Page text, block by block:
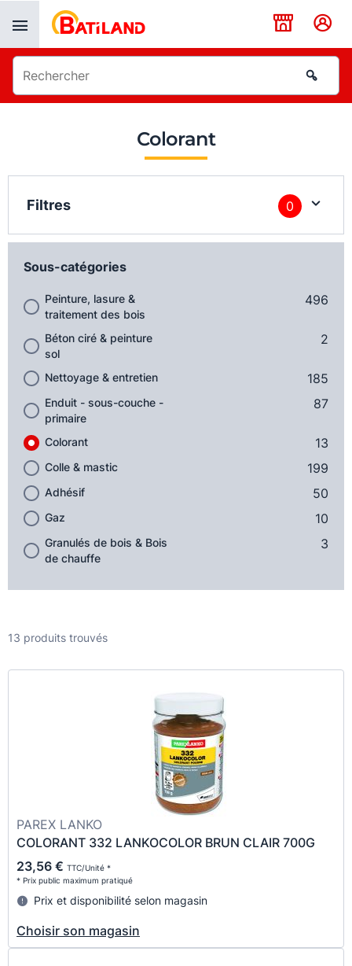
Colorant
Filtres 0
Sous-catégories
Peinture, lasure &
traitement des bois
496
Béton ciré & peinture
sol
2
Nettoyage & entretien 185
Enduit - sous-couche -
primaire
87
Colorant 13
Colle & mastic 199
Adhésif 50
Gaz 10
Granulés de bois & Bois
de chauffe
3
13 produits trouvés
PAREX LANKO
COLORANT 332 LANKOCOLOR BRUN CLAIR 700G
23,56 € TTC/Unité *
* Prix public maximum pratiqué
Prix et disponibilité selon magasin
Choisir son magasin
Panneau de gestion des cookies